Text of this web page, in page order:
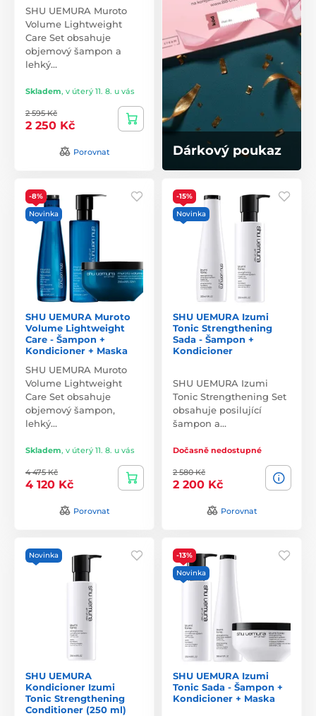
SHU UEMURA Muroto
Volume Lightweight
Care Set obsahuje
objemový šampon a
lehký…
Skladem, v úterý 11. 8. u vás
2 595 Kč
2 250 Kč
Porovnat Dárkový poukaz
-8%
Novinka
SHU UEMURA Muroto
Volume Lightweight
Care - Šampon +
Kondicioner + Maska
SHU UEMURA Muroto
Volume Lightweight
Care Set obsahuje
objemový šampon,
lehký…
Skladem, v úterý 11. 8. u vás
4 475 Kč
4 120 Kč
Porovnat
-15%
Novinka
SHU UEMURA Izumi
Tonic Strengthening
Sada - Šampon +
Kondicioner
SHU UEMURA Izumi
Tonic Strengthening Set
obsahuje posilující
šampon a…
Dočasně nedostupné
2 580 Kč
2 200 Kč
Porovnat
Novinka
SHU UEMURA
Kondicioner Izumi
Tonic Strengthening
Conditioner (250 ml)
-13%
Novinka
SHU UEMURA Izumi
Tonic Sada - Šampon +
Kondicioner + Maska